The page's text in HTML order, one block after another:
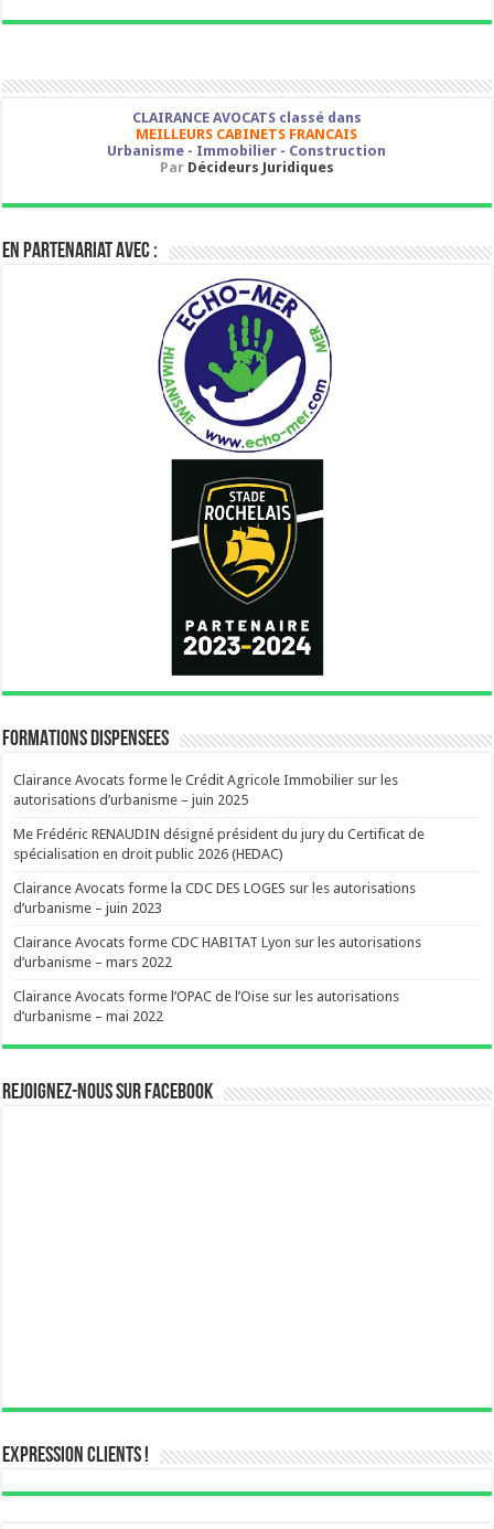
CLAIRANCE AVOCATS classé dans
MEILLEURS CABINETS FRANCAIS
Urbanisme - Immobilier - Construction
Par Décideurs Juridiques
En partenariat avec :
FORMATIONS DISPENSEES
Clairance Avocats forme le Crédit Agricole Immobilier sur les
autorisations d’urbanisme – juin 2025
Me Frédéric RENAUDIN désigné président du jury du Certificat de
spécialisation en droit public 2026 (HEDAC)
Clairance Avocats forme la CDC DES LOGES sur les autorisations
d’urbanisme – juin 2023
Clairance Avocats forme CDC HABITAT Lyon sur les autorisations
d’urbanisme – mars 2022
Clairance Avocats forme l’OPAC de l’Oise sur les autorisations
d’urbanisme – mai 2022
Rejoignez-nous sur Facebook
Expression Clients !